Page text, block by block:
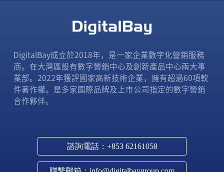
DigitalBay成立於2018年，是一家企業數字化營銷服務
商。在大灣區設有數字營銷中心及創新產品中心兩大事
業部。2022年獲評國家高新技術企業，擁有超過60項軟
件著作權。是多家國際品牌及上市公司指定的數字營銷
合作夥伴。
諮詢電話：+853 62161058